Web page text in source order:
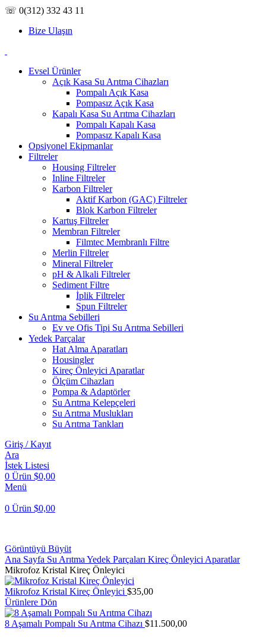
☏ 0(312) 332 43 11
Bize Ulaşın
Evsel Ürünler
Açık Kasa Su Arıtma Cihazları
Pompalı Açık Kasa
Pompasız Açık Kasa
Kapalı Kasa Su Arıtma Cihazları
Pompalı Kapalı Kasa
Pompasız Kapalı Kasa
Opsiyonel Ekipmanlar
Filtreler
Housing Filtreler
Inline Filtreler
Karbon Filtreler
Aktif Karbon (GAC) Filtreler
Blok Karbon Filtreler
Kartuş Filtreler
Membran Filtreler
Filmtec Membranlı Filtre
Merlin Filtreler
Mineral Filtreler
pH & Alkali Filtreler
Sediment Filtre
İplik Filtreler
Spun Filtreler
Su Arıtma Sebilleri
Ev ve Ofis Tipi Su Arıtma Sebilleri
Yedek Parçalar
Hat Alma Aparatları
Housingler
Kireç Önleyici Aparatlar
Ölçüm Cihazları
Pompa & Adaptörler
Su Arıtma Kelepçeleri
Su Arıtma Muslukları
Su Arıtma Tankları
Giriş / Kayıt
Ara
İstek Listesi
0 Ürün $0,00
Menü
0 Ürün $0,00
Görüntüyü Büyüt
Ana Sayfa Su Arıtma Yedek Parçaları Kireç Önleyici Aparatlar
Mikrofoz Kristal Kireç Önleyici
Mikrofoz Kristal Kireç Önleyici $35,00
Ürünlere Dön
8 Aşamalı Pompalı Su Arıtma Cihazı $11.500,00